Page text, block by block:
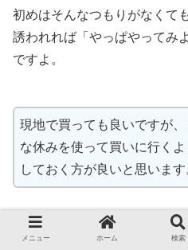
初めはそんなつもりがなくて
誘われれば「やっぱやってみ
ですよ。
現地で買っても良いですが
な休みを使って買いに行く
しておく方が良いと思います
防水バッグ
メニュー ホーム 検索